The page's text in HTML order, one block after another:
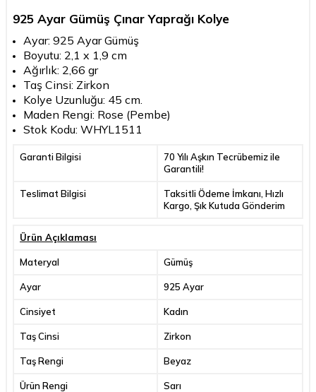
925 Ayar Gümüş Çınar Yaprağı Kolye
Ayar: 925 Ayar Gümüş
Boyutu: 2,1 x 1,9 cm
Ağırlık: 2,66 gr
Taş Cinsi: Zirkon
Kolye Uzunluğu: 45 cm.
Maden Rengi: Rose (Pembe)
Stok Kodu: WHYL1511
Garanti Bilgisi
70 Yılı Aşkın Tecrübemiz ile
Garantili!
Teslimat Bilgisi
Taksitli Ödeme İmkanı, Hızlı
Kargo, Şık Kutuda Gönderim
Ürün Açıklaması
Materyal Gümüş
Ayar 925 Ayar
Cinsiyet Kadın
Taş Cinsi Zirkon
Taş Rengi Beyaz
Ürün Rengi Sarı